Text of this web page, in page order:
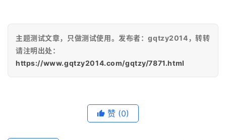
主题测试文章，只做测试使用。发布者：gqtzy2014，转转
请注明出处：
https://www.gqtzy2014.com/gqtzy/7871.html
赞 (0)